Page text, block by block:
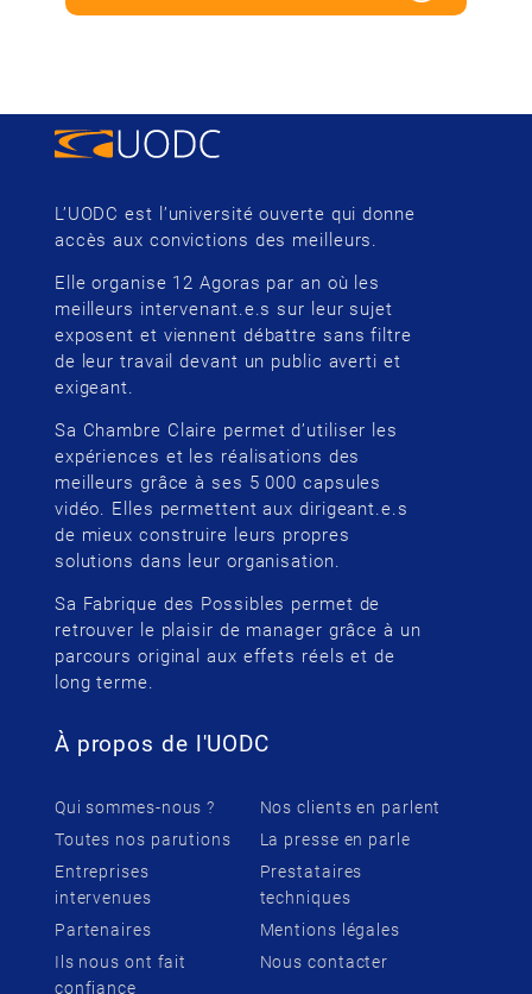
L’UODC est l’université ouverte qui donne
accès aux convictions des meilleurs.
Elle organise 12 Agoras par an où les
meilleurs intervenant.e.s sur leur sujet
exposent et viennent débattre sans filtre
de leur travail devant un public averti et
exigeant.
Sa Chambre Claire permet d’utiliser les
expériences et les réalisations des
meilleurs grâce à ses 5 000 capsules
vidéo. Elles permettent aux dirigeant.e.s
de mieux construire leurs propres
solutions dans leur organisation.
Sa Fabrique des Possibles permet de
retrouver le plaisir de manager grâce à un
parcours original aux effets réels et de
long terme.
À propos de l'UODC
Qui sommes-nous ?
Toutes nos parutions
Entreprises
intervenues
Partenaires
Ils nous ont fait
confiance
Nos clients en parlent
La presse en parle
Prestataires
techniques
Mentions légales
Nous contacter